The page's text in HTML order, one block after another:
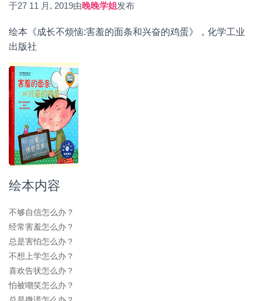
于27 11 月, 2019由晚晚学姐发布
绘本《成长不烦恼:害羞的面条和兴奋的鸡蛋》，化学工业
出版社
绘本内容
不够自信怎么办？
经常害羞怎么办？
总是害怕怎么办？
不想上学怎么办？
喜欢告状怎么办？
怕被嘲笑怎么办？